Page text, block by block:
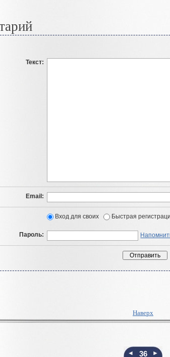
Текст:
Email:
Вход для своих Быстрая
Пароль:
36
Наверх